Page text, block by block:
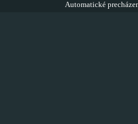
Automatické